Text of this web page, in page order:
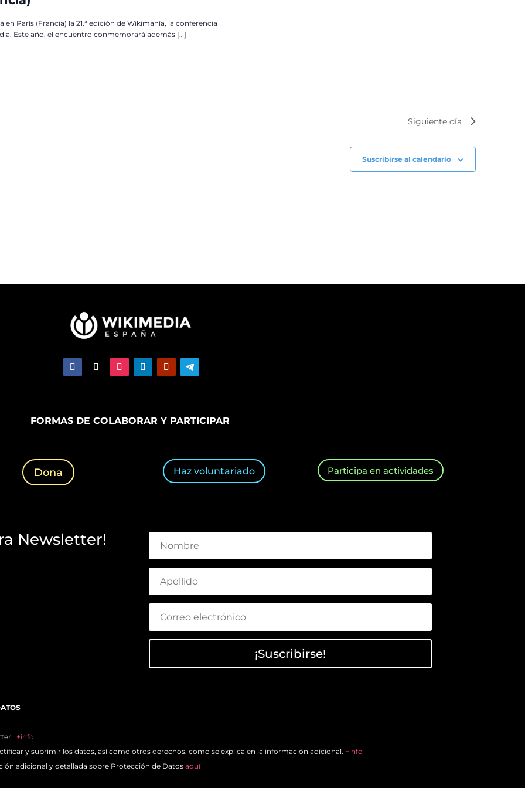
en París (Francia) la 21.ª edición de Wikimanía, la conferencia
Este año, el encuentro conmemorará además […]
Siguiente día
Suscribirse al calendario
FORMAS DE COLABORAR Y PARTICIPAR
Dona Haz voluntariado Participa en actividades
Newsletter!
¡Suscribirse!
+info
y suprimir los datos, así como otros derechos, como se explica en la información adicional. +info
adicional y detallada sobre Protección de Datosaquí